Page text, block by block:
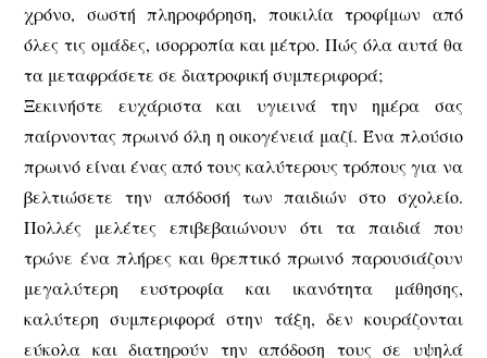
χρόνο, σωστή πληροφόρηση, ποικιλία τροφίμων από
όλες τις ομάδες, ισορροπία και μέτρο. Πώς όλα αυτά θα
τα μεταφράσετε σε διατροφική συμπεριφορά;
Ξεκινήστε ευχάριστα και υγιεινά την ημέρα σας
παίρνοντας πρωινό όλη η οικογένειά μαζί. Ένα πλούσιο
πρωινό είναι ένας από τους καλύτερους τρόπους για να
βελτιώσετε την απόδοσή των παιδιών στο σχολείο.
Πολλές μελέτες επιβεβαιώνουν ότι τα παιδιά που
τρώνε ένα πλήρες και θρεπτικό πρωινό παρουσιάζουν
μεγαλύτερη ευστροφία και ικανότητα μάθησης,
καλύτερη συμπεριφορά στην τάξη, δεν κουράζονται
εύκολα και διατηρούν την απόδοση τους σε υψηλά